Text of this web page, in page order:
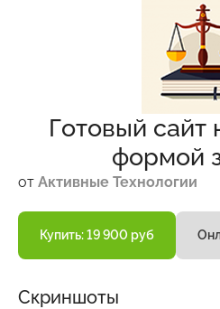
Готовый сайт
формой
от Активные Технологии
Купить: 19 900 руб
Скриншоты